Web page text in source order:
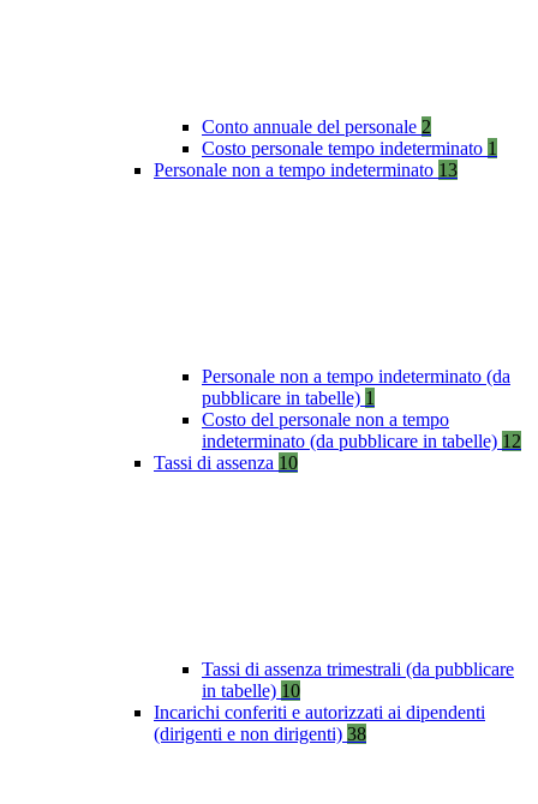
Conto annuale del personale 2
Costo personale tempo indeterminato 1
Personale non a tempo indeterminato 13
Personale non a tempo indeterminato (da
pubblicare in tabelle) 1
Costo del personale non a tempo
indeterminato (da pubblicare in tabelle) 12
Tassi di assenza 10
Tassi di assenza trimestrali (da pubblicare
in tabelle) 10
Incarichi conferiti e autorizzati ai dipendenti
(dirigenti e non dirigenti) 38